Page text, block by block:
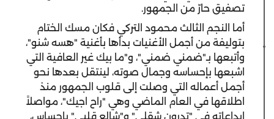
تصفيق حارّ من الجمهور.
أما النجم الثالث محمود التركي فكان مسك الختام
بتوليفة من أجمل الأغنيات بدأها بأغنية "هسه شنو"،
وأتبعها بـ"ضمني ضمني"، و"ما بيك غير العافية التي
اشبعها بإحساسه وجمال صوته، لينتقل بعدها نحو
أجمل أعماله التي وصلت إلى قلوب الجمهور منذ
اطلاقها في العام الماضي وهي "راح اجيك"، مواصلاً
ابداعاته في "تدرون شقلي" و"شالع قلبي" بإحساس،